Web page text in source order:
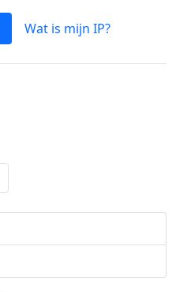
Wat is mijn IP?